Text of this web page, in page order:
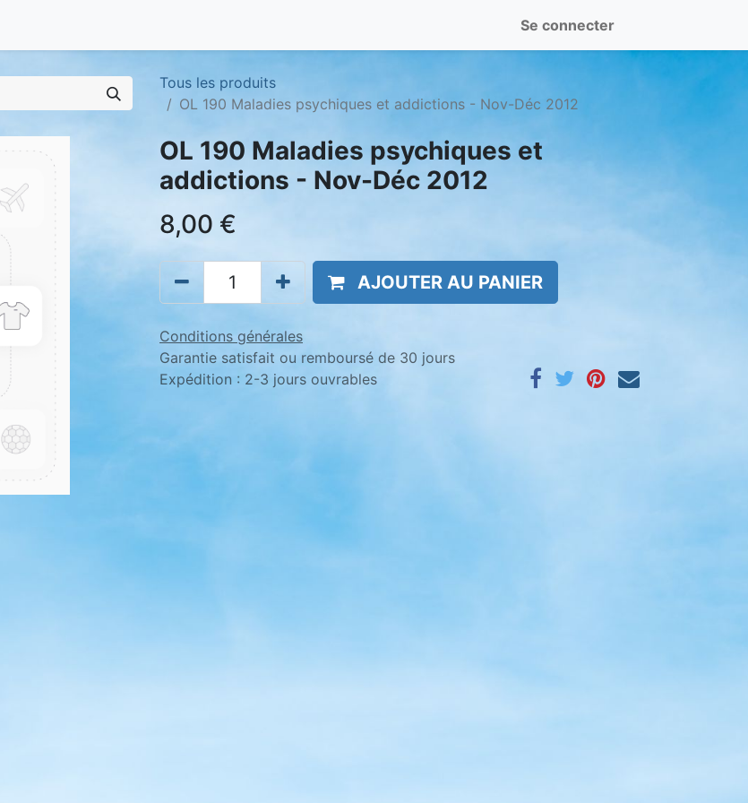
Se connecter
Tous les produits
OL 190 Maladies psychiques et addictions - Nov-Déc 2012
OL 190 Maladies psychiques et
addictions - Nov-Déc 2012
8,00 €
AJOUTER AU PANIER
Conditions générales
Garantie satisfait ou remboursé de 30 jours
Expédition : 2-3 jours ouvrables